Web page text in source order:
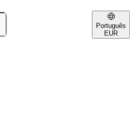
Português
EUR